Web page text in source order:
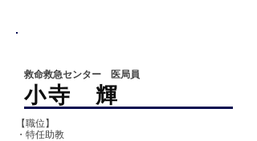
救命救急センター 医局員
​小寺 輝
【職位】
・特任助教